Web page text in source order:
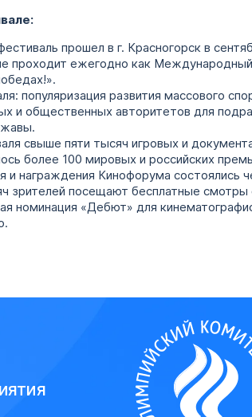
прошел в г. Красногорск в
проходит ежегодно как Международный
популяризация развития массового
и общественных авторитетов для
свыше пяти тысяч игровых и
более 100 мировых и российских
и награждения Кинофорума состоялись
зрителей посещают бесплатные смотры
номинация «Дебют» для